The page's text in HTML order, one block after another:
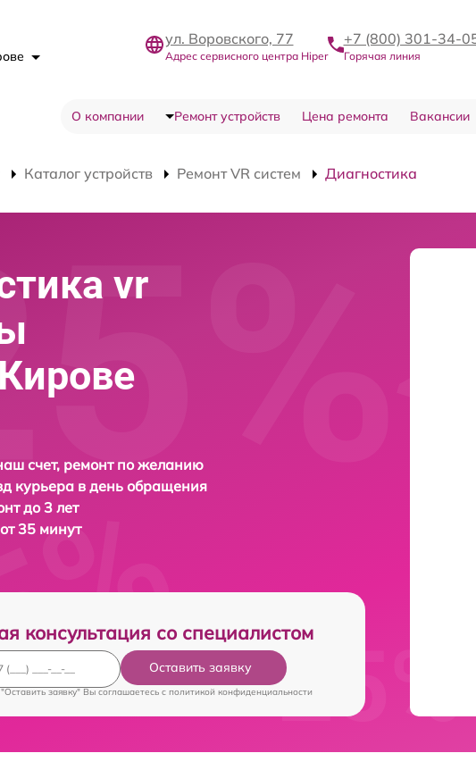
ул. Воровского, 77
Адрес сервисного центра Hiper
+7 (800) 301-34-
Горячая линия
О компании Ремонт устройств Цена ремонта Вакансии
Каталог устройств Ремонт VR систем Диагностика
vr
счет, ремонт по желанию
курьера в день обращения
до 3 лет
35 минут
консультация со специалистом
Оставить заявку
заявку" Вы соглашаетесь c политикой конфиденциальности